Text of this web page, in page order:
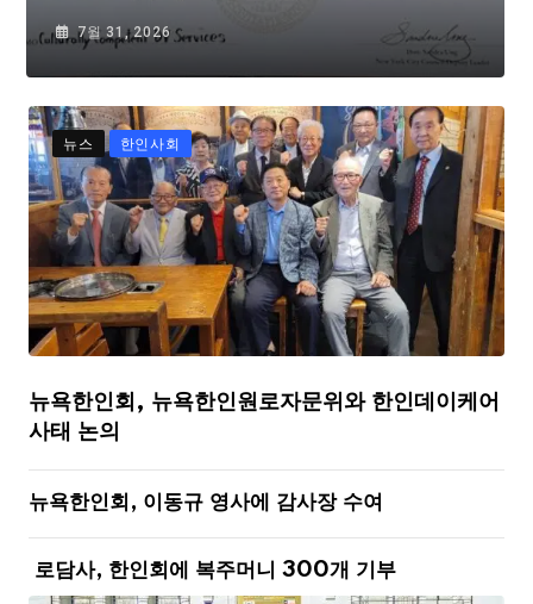
7월 31, 2026
뉴스 한인사회
뉴욕한인회, 뉴욕한인원로자문위와 한인데이케어
사태 논의
뉴욕한인회, 이동규 영사에 감사장 수여
로담사, 한인회에 복주머니 300개 기부